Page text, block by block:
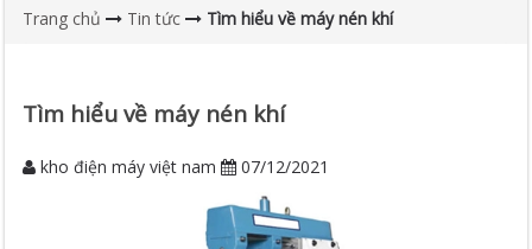
Trang chủ Tin tức Tìm hiểu về máy nén khí
Tìm hiểu về máy nén khí
kho điện máy việt nam 07/12/2021